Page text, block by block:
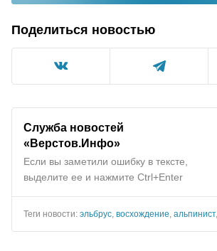
Поделиться новостью
Служба новостей
«Верстов.Инфо»
Если вы заметили ошибку в тексте,
выделите ее и нажмите Ctrl+Enter
Теги новости: эльбрус восхождение альпинист,